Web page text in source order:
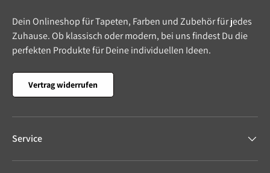
Dein Onlineshop für Tapeten, Farben und Zubehör für jedes
Zuhause. Ob klassisch oder modern, bei uns findest Du die
perfekten Produkte für Deine individuellen Ideen.
Vertrag widerrufen
Service